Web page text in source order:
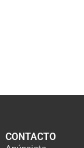
CONTACTO